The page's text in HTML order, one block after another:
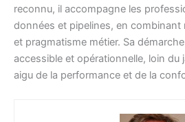
reconnu, il accompagne les
données et pipelines, en
et pragmatisme métier. Sa démarche
accessible et opérationnelle, loin du
aigu de la performance et de la